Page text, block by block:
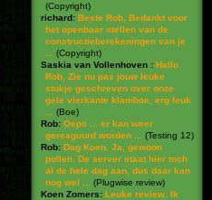
(Copyright)
richard: Beste Rob, Bedankt voor
het openbaar stellen van de
constructieberekeningen van je
(Copyright)
Saskia van Vollenhoven : Hallo
Rob, Zie nu pas jouw leuke
stukje geschreven over onze
gele vierkante klamboe, erg leuk
(Boe)
Rob: Oeps ... er kan weer
gereaguurd worden ...
(Testing 12)
Rob: Dag Koen. Ja, gewoon
pollen. De server staat hier toch
al de hele dag aan, dus daar kan
nog wel ...
(Plugwise review)
Koen Zomers: Leuke review. Ik